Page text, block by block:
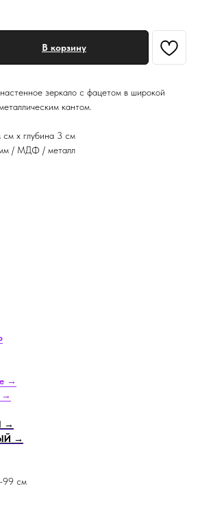
В корзину
зеркало с фацетом в широкой
кантом.
см х глубина 3 см
/ МДФ / металл
→
→
→
→
99 см